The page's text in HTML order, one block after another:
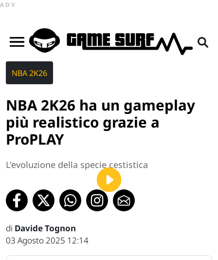
ADV
NBA 2K26
NBA 2K26 ha un gameplay
più realistico grazie a
ProPLAY
L'evoluzione della specie cestistica
di Davide Tognon
03 Agosto 2025 12:14